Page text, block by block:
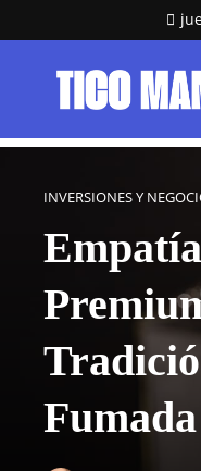
INVERSIONES Y
Fumada